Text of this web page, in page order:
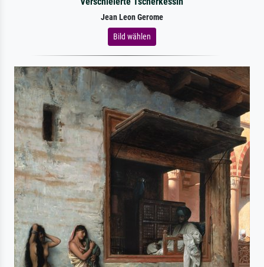
Jean Leon Gerome
Bild wählen